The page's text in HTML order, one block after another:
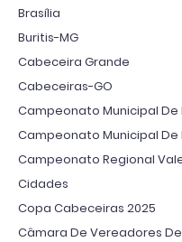
Brasília
Buritis-MG
Cabeceira Grande
Cabeceiras-GO
Campeonato Municipal De
Campeonato Municipal De
Campeonato Regional
Cidades
Copa Cabeceiras 2025
Câmara De Vereadores